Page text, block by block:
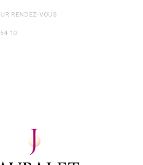
RENDEZ-VOUS
10